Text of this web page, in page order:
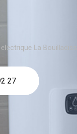
La Bouilladisse
27